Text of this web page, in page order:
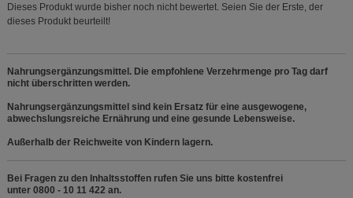
Dieses Produkt wurde bisher noch nicht bewertet. Seien Sie der Erste, der
dieses Produkt beurteilt!
Nahrungsergänzungsmittel. Die empfohlene Verzehrmenge pro Tag darf
nicht überschritten werden.
Nahrungsergänzungsmittel sind kein Ersatz für eine ausgewogene,
abwechslungsreiche Ernährung und eine gesunde Lebensweise.
Außerhalb der Reichweite von Kindern lagern.
Bei Fragen zu den Inhaltsstoffen rufen Sie uns bitte kostenfrei
unter 0800 - 10 11 422 an.